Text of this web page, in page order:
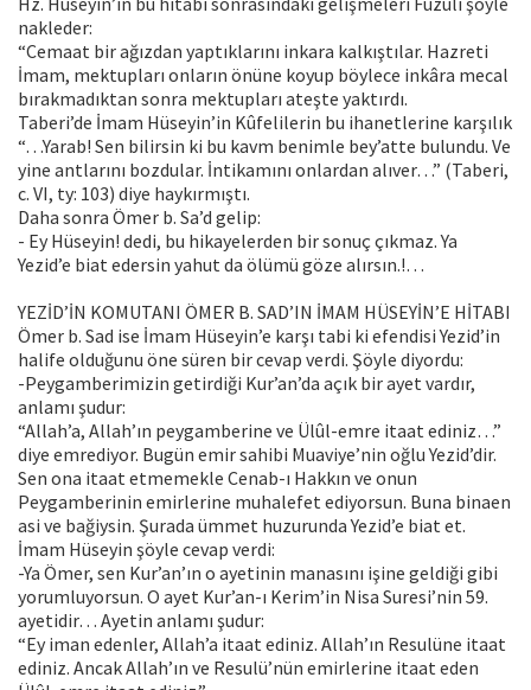
nakleder:
“Cemaat bir ağızdan yaptıklarını inkara kalkıştılar. Hazreti
İmam, mektupları onların önüne koyup böylece inkâra mecal
bırakmadıktan sonra mektupları ateşte yaktırdı.
Taberi’de İmam Hüseyin’in Kûfelilerin bu ihanetlerine karşılık
“…Yarab! Sen bilirsin ki bu kavm benimle bey’atte bulundu. Ve
yine antlarını bozdular. İntikamını onlardan alıver…” (Taberi,
c. VI, ty: 103) diye haykırmıştı.
Daha sonra Ömer b. Sa’d gelip:
- Ey Hüseyin! dedi, bu hikayelerden bir sonuç çıkmaz. Ya
Yezid’e biat edersin yahut da ölümü göze alırsın.!…
YEZİD’İN KOMUTANI ÖMER B. SAD’IN İMAM HÜSEYİN’E HİTABI
Ömer b. Sad ise İmam Hüseyin’e karşı tabi ki efendisi Yezid’in
halife olduğunu öne süren bir cevap verdi. Şöyle diyordu:
-Peygamberimizin getirdiği Kur’an’da açık bir ayet vardır,
anlamı şudur:
“Allah’a, Allah’ın peygamberine ve Ülûl-emre itaat ediniz…”
diye emrediyor. Bugün emir sahibi Muaviye’nin oğlu Yezid’dir.
Sen ona itaat etmemekle Cenab-ı Hakkın ve onun
Peygamberinin emirlerine muhalefet ediyorsun. Buna binaen
asi ve bağiysin. Şurada ümmet huzurunda Yezid’e biat et.
İmam Hüseyin şöyle cevap verdi:
-Ya Ömer, sen Kur’an’ın o ayetinin manasını işine geldiği gibi
yorumluyorsun. O ayet Kur’an-ı Kerim’in Nisa Suresi’nin 59.
ayetidir… Ayetin anlamı şudur:
“Ey iman edenler, Allah’a itaat ediniz. Allah’ın Resulüne itaat
ediniz. Ancak Allah’ın ve Resulü’nün emirlerine itaat eden